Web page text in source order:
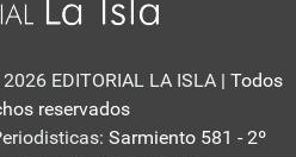
EDITORIAL LA ISLA | Todos
reservados
Sarmiento 581 - 2º